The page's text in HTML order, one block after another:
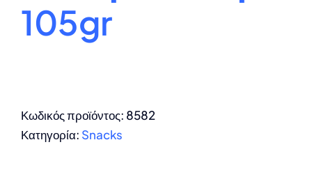
105gr
Κωδικός προϊόντος: 8582
Κατηγορία: Snacks